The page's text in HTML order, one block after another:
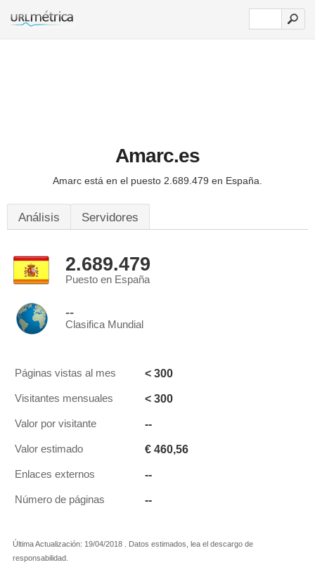
Amarc.es
Amarc está en el puesto 2.689.479 en España.
Análisis Servidores
2.689.479
Puesto en España
--
Clasifica Mundial
Páginas vistas al mes < 300
Visitantes mensuales < 300
Valor por visitante --
Valor estimado € 460,56
Enlaces externos --
Número de páginas --
Última Actualización: 19/04/2018 . Datos estimados, lea el descargo de
responsabilidad.